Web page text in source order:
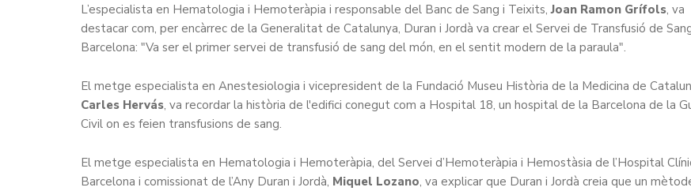
L’especialista en Hematologia i Hemoteràpia i responsable del Banc de Sang i Teixits,Joan Ramon Grífols, va
destacar com, per encàrrec de la Generalitat de Catalunya, Duran i Jordà va crear el Servei de Transfusió de
Barcelona: "Va ser el primer servei de transfusió de sang del món, en el sentit modern de la paraula".
El metge especialista en Anestesiologia i vicepresident de la Fundació Museu Història de la Medicina de
Carles Hervás, va recordar la història de l'edifici conegut com a Hospital 18, un hospital de la Barcelona de la
Civil on es feien transfusions de sang.
El metge especialista en Hematologia i Hemoteràpia, del Servei d’Hemoteràpia i Hemostàsia de l’Hospital
Barcelona i comissionat de l’Any Duran i Jordà, Miquel Lozano, va explicar que Duran i Jordà creia que un